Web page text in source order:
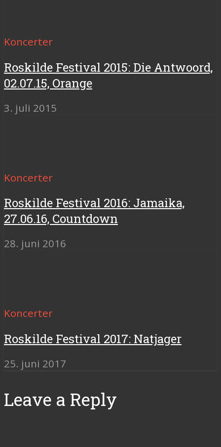
Koncerter
Roskilde Festival 2015: Die Antwoord,
02.07.15, Orange
3. juli 2015
Koncerter
Roskilde Festival 2016: Jamaika,
27.06.16, Countdown
28. juni 2016
Koncerter
Roskilde Festival 2017: Natjager
25. juni 2017
Leave a Reply